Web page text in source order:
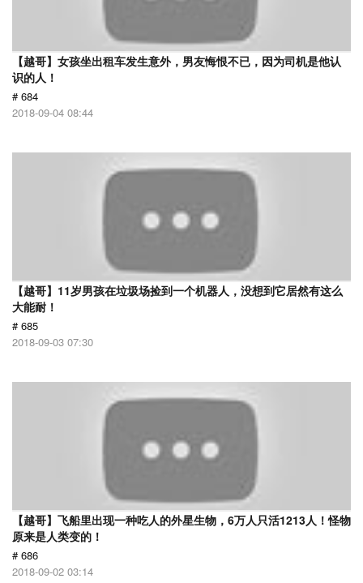
【越哥】女孩坐出租车发生意外，男友悔恨不已，因为司机是他认
识的人！
# 684
2018-09-04 08:44
【越哥】11岁男孩在垃圾场捡到一个机器人，没想到它居然有这么
大能耐！
# 685
2018-09-03 07:30
【越哥】飞船里出现一种吃人的外星生物，6万人只活1213人！怪物
原来是人类变的！
# 686
2018-09-02 03:14